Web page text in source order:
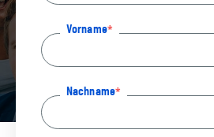
Vorname
Nachname